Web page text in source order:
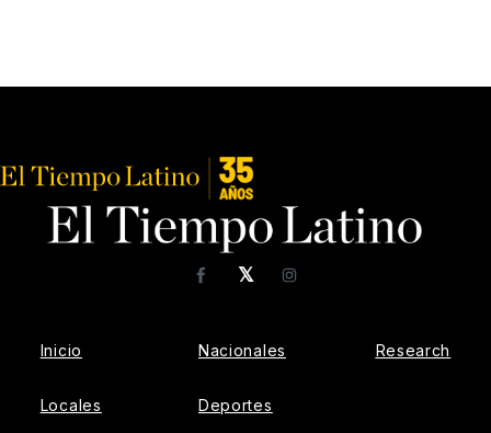
𝕏
FacebookInstagram
Inicio
Locales
Nacionales
Deportes
Research